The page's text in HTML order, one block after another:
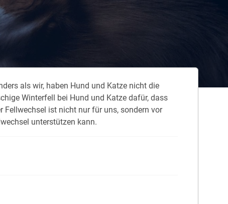
neue Elterngeld
in der Haftpflicht
und Überspannung
können Leben retten
als wir, haben Hund und Katze nicht die
Winterfell bei Hund und Katze dafür, dass
ist nicht nur für uns, sondern vor
unterstützen kann.